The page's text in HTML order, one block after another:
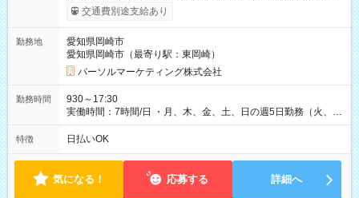
り） 【試用期間】試用期間なし
交通費別途支給あり
勤務地
愛知県岡崎市
愛知県岡崎市（最寄り駅：東岡崎）
パーソルマーケティング株式会社
勤務時間
930～17:30
実働時間：7時間/日 ・月、木、金、土、日の週5日勤務（火、水
は固定休です／夏季、年末年始等、長期休暇有り！） ・ワンシ
フト！ 残業ほぼナシ（0～5h/月）
特徴 日払いOK
気になる！ 応募する 詳細へ